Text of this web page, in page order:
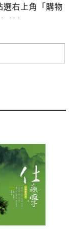
選右上角「購物
的銀行帳號後
作業。
名一致，以利
訂單」，查詢